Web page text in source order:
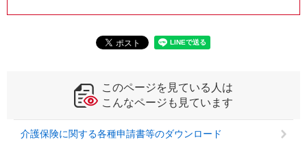
このページを見ている人は
こんなページも見ています
介護保険に関する各種申請書等のダウンロード